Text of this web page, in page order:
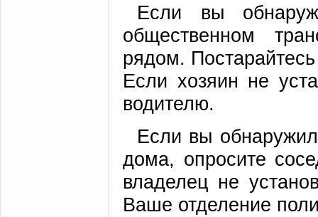
Если вы
общественном
рядом.
Если хозяин не
водителю.
Если вы
дома, опросите
владелец не
Ваше отделение